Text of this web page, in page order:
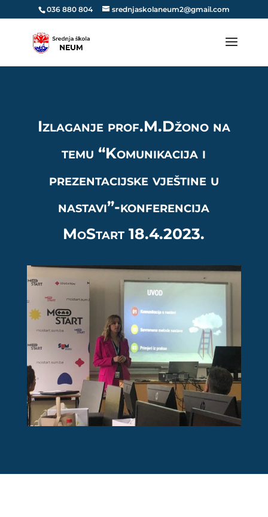
036 880 804 srednjaskolaneum2@gmail.com
Izlaganje prof.M.Džono na
temu “Komunikacija i
prezentacijske vještine u
nastavi”-konferencija
MoStart 18.4.2023.